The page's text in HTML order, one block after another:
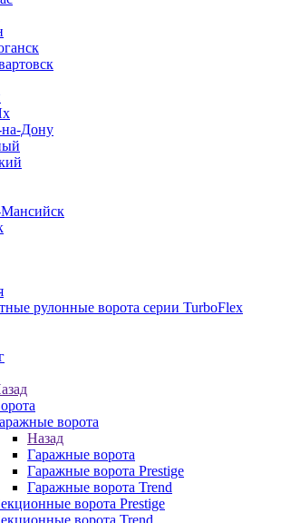
на-Дону
рулонные ворота серии TurboFlex
ворота
Назад
Гаражные ворота
Гаражные ворота Prestige
Гаражные ворота Trend
ворота Prestige
ворота Trend